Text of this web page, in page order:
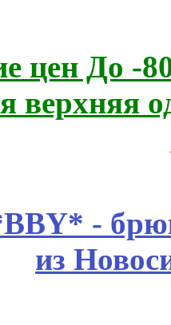
цен До -
верхняя
-
из